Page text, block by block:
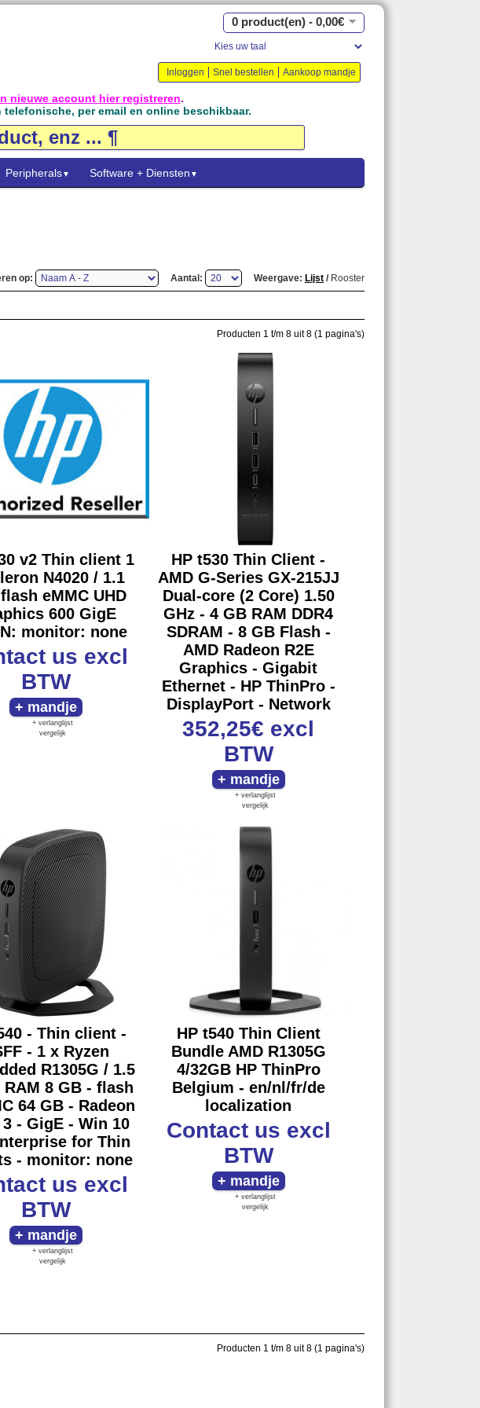
0 product(en) - 0,00€
Inloggen Snel bestellen Aankoop mandje
nieuwe account hier registreren.
per email en online beschikbaar.
Peripherals▼ Software + Diensten ▼
Weergave: Lijst /Rooster
Aantal:
op:
Producten 1 t/m 8 uit 8 (1 pagina's)
v2 Thin client 1
N4020 / 1.1
eMMC UHD
600 GigE
monitor: none
us excl
BTW
+ verlanglijst
vergelijk
HP t530 Thin Client -
AMD G-Series GX-215JJ
Dual-core (2 Core) 1.50
GHz - 4 GB RAM DDR4
SDRAM - 8 GB Flash -
AMD Radeon R2E
Graphics - Gigabit
Ethernet - HP ThinPro -
DisplayPort - Network
352,25€ excl
BTW
+ verlanglijst
vergelijk
- Thin client -
- 1 x Ryzen
R1305G / 1.5
RAM 8 GB - flash
64 GB - Radeon
3 - GigE - Win 10
for Thin
- monitor: none
us excl
BTW
+ verlanglijst
vergelijk
HP t540 Thin Client
Bundle AMD R1305G
4/32GB HP ThinPro
Belgium - en/nl/fr/de
localization
Contact us excl
BTW
+ verlanglijst
vergelijk
Producten 1 t/m 8 uit 8 (1 pagina's)